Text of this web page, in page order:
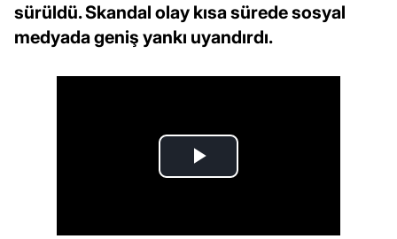
sürüldü. Skandal olay kısa sürede sosyal
medyada geniş yankı uyandırdı.